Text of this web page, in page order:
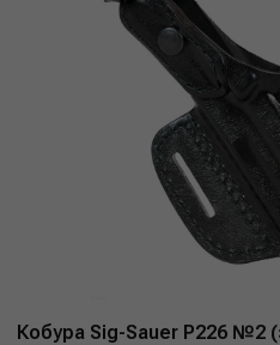
Кобура Sig-Sauer P226 №2